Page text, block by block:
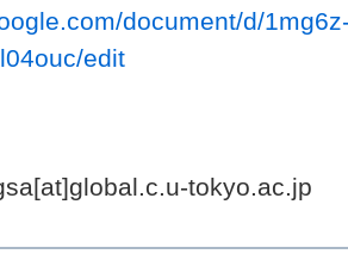
document/d/
edit
tokyo.ac.jp